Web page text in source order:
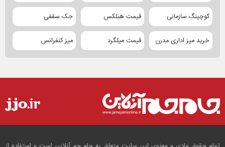
کوچینگ سازمانی قیمت هبلکس جک سقفی
خرید میز اداری مدرن قیمت میلگرد میز کنفرانس